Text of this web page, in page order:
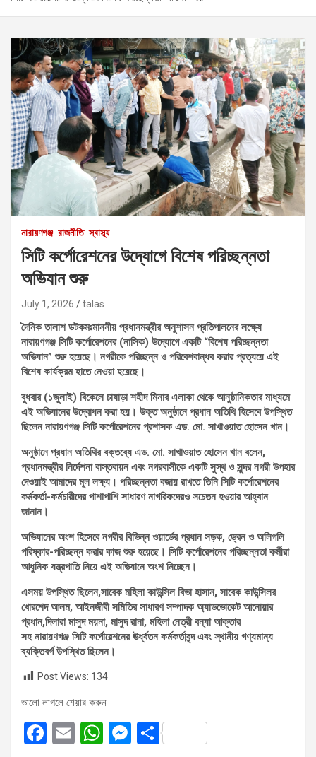
নারায়ণগঞ্জ রাজনীতি স্বাস্থ্য
সিটি কর্পোরেশনের উদ্যোগে বিশেষ পরিচ্ছন্নতা
অভিযান শুরু
July 1, 2026 talas
দৈনিক তালাশ ডটকমঃমাননীয় প্রধানমন্ত্রীর অনুশাসন প্রতিপালনের লক্ষ্যে
নারায়ণগঞ্জ সিটি কর্পোরেশনের (নাসিক) উদ্যোগে একটি “বিশেষ পরিচ্ছন্নতা
অভিযান” শুরু হয়েছে। নগরীকে পরিচ্ছন্ন ও পরিবেশবান্ধব করার প্রত্যয়ে এই
বিশেষ কার্যক্রম হাতে নেওয়া হয়েছে।
বুধবার (১জুলাই) বিকেলে চাষাড়া শহীদ মিনার এলাকা থেকে আনুষ্ঠানিকতার মাধ্যমে
এই অভিযানের উদ্বোধন করা হয়। উক্ত অনুষ্ঠানে প্রধান অতিথি হিসেবে উপস্থিত
ছিলেন নারায়ণগঞ্জ সিটি কর্পোরেশনের প্রশাসক এড. মো. সাখাওয়াত হোসেন খান।
​অনুষ্ঠানে প্রধান অতিথির বক্তব্যে এড. মো. সাখাওয়াত হোসেন খান বলেন,
প্রধানমন্ত্রীর নির্দেশনা বাস্তবায়ন এবং নগরবাসীকে একটি সুস্থ ও সুন্দর নগরী উপহার
দেওয়াই আমাদের মূল লক্ষ্য। পরিচ্ছন্নতা বজায় রাখতে তিনি সিটি কর্পোরেশনের
কর্মকর্তা-কর্মচারীদের পাশাপাশি সাধারণ নাগরিকদেরও সচেতন হওয়ার আহ্বান
জানান।
​অভিযানের অংশ হিসেবে নগরীর বিভিন্ন ওয়ার্ডের প্রধান সড়ক, ড্রেন ও অলিগলি
পরিষ্কার-পরিচ্ছন্ন করার কাজ শুরু হয়েছে। সিটি কর্পোরেশনের পরিচ্ছন্নতা কর্মীরা
আধুনিক যন্ত্রপাতি নিয়ে এই অভিযানে অংশ নিচ্ছেন।
এসময় উপস্থিত ছিলেন,সাবেক মহিলা কাউন্সিল বিভা হাসান, সাবেক কাউন্সিলর
খোরশেদ আলম, আইনজীবী সমিতির সাধারণ সম্পাদক অ্যাডভোকেট আনোয়ার
প্রধান,দিলারা মাসুদ ময়না, মাসুদ রানা, মহিলা নেত্রী বন্যা আক্তার
​সহ নারায়ণগঞ্জ সিটি কর্পোরেশনের ঊর্ধ্বতন কর্মকর্তাবৃন্দ এবং স্থানীয় গণ্যমান্য
ব্যক্তিবর্গ উপস্থিত ছিলেন।
Post Views: 134
ভালো লাগলে শেয়ার করুন
F
E
W M S